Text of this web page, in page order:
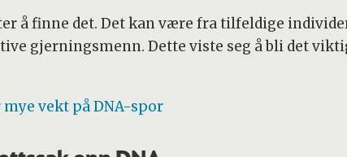
å finne det. Det kan være fra tilfeldige
gjerningsmenn. Dette viste seg å bli det
vekt på DNA-spor